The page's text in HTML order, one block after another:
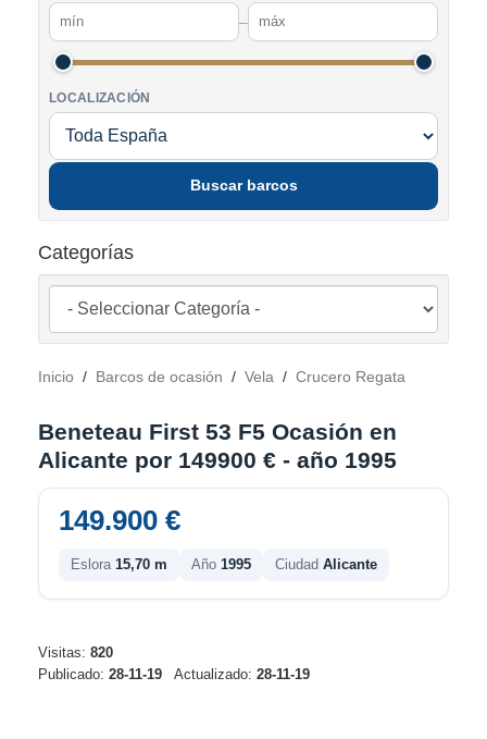
–
LOCALIZACIÓN
Buscar barcos
Categorías
Inicio / Barcos de ocasión / Vela / Crucero Regata
Beneteau First 53 F5 Ocasión en
Alicante por 149900 € - año 1995
149.900 €
Eslora 15,70 m Año 1995 Ciudad Alicante
Visitas: 820
Publicado: 28-11-19 Actualizado: 28-11-19